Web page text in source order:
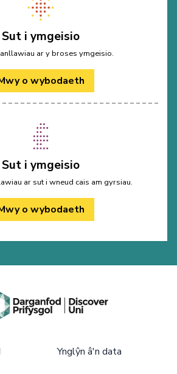
Sut i ymgeisio
ar y broses ymgeisio.
o wybodaeth
Sut i ymgeisio
ar sut i wneud cais am gyrsiau.
o wybodaeth
Ynglŷn â'n data